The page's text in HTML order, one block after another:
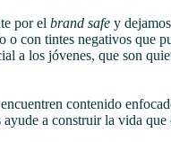
por el brand safe y
o con tintes negativos que
a los jóvenes, que son
contenido
ayude a construir la vida que